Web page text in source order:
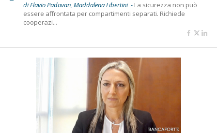
di Flavio Padovan, Maddalena Libertini - La sicurezza non può
essere affrontata per compartimenti separati. Richiede
cooperazi...